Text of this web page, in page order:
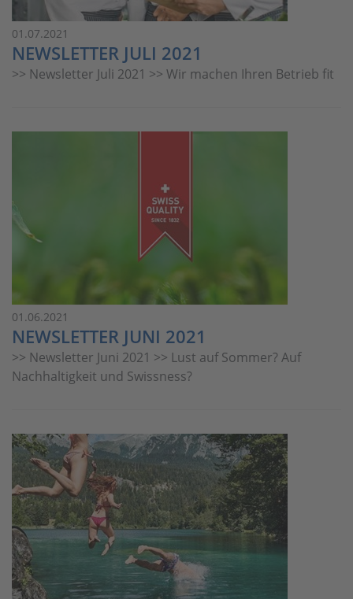
01.07.2021
NEWSLETTER JULI 2021
>> Newsletter Juli 2021 >> Wir machen Ihren Betrieb fit
01.06.2021
NEWSLETTER JUNI 2021
>> Newsletter Juni 2021 >> Lust auf Sommer? Auf
Nachhaltigkeit und Swissness?